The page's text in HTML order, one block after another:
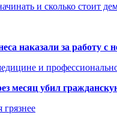
и сколько стоит
наказали за работу
и
месяц убил